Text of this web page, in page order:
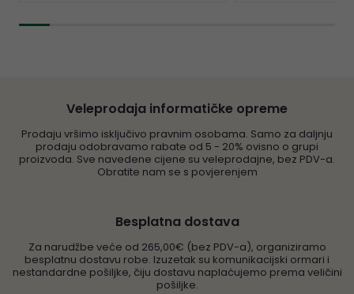
Veleprodaja informatičke opreme
Prodaju vršimo isključivo pravnim osobama. Samo za daljnju
prodaju odobravamo rabate od 5 - 20% ovisno o grupi
proizvoda. Sve navedene cijene su veleprodajne, bez PDV-a.
Obratite nam se s povjerenjem
Besplatna dostava
Za narudžbe veće od 265,00€ (bez PDV-a), organiziramo
besplatnu dostavu robe. Izuzetak su komunikacijski ormari i
nestandardne pošiljke, čiju dostavu naplaćujemo prema veličini
pošiljke.